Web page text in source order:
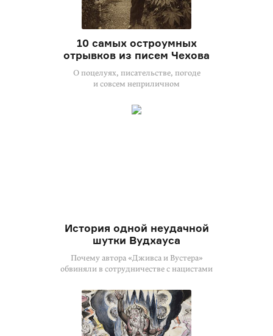
10 самых остроумных
отрывков из писем Чехова
О поцелуях, писательстве, погоде
и совсем неприличном
История одной неудачной
шутки Вудхауса
Почему автора «Дживса и Вустера»
обвиняли в сотрудничестве с нацистами